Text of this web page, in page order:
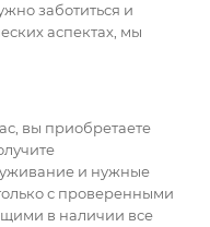
заботиться и
аспектах, мы
вы приобретаете
и нужные
с проверенными
в наличии все